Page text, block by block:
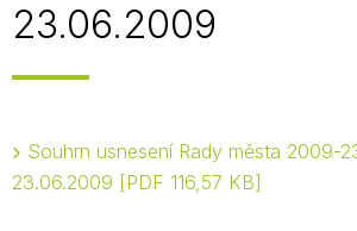
23.06.2009
Souhrn usnesení Rady města 2009-
23.06.2009
PDF 116,57 KB